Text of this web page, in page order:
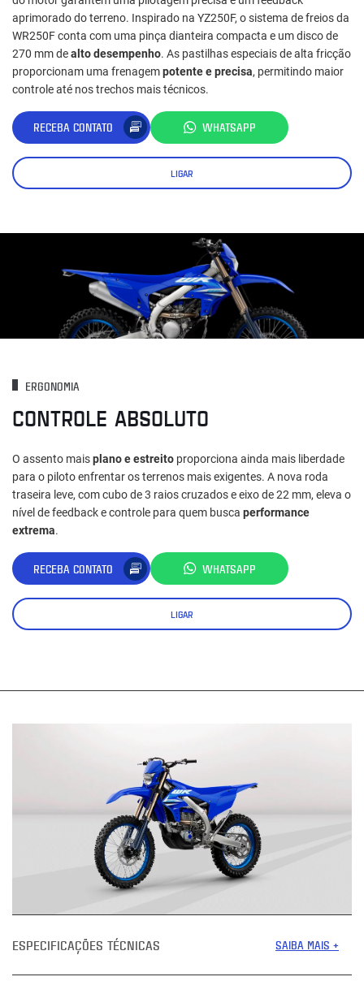
aprimorado do terreno. Inspirado na YZ250F, o sistema de freios da
WR250F conta com uma pinça dianteira compacta e um disco de
270 mm dealto desempenho. As pastilhas especiais de alta fricção
proporcionam uma frenagempotente e precisa, permitindo maior
controle até nos trechos mais técnicos.
RECEBA CONTATO WHATSAPP
LIGAR
ERGONOMIA
CONTROLE ABSOLUTO
O assento maisplano e estreito proporciona ainda mais liberdade
para o piloto enfrentar os terrenos mais exigentes. A nova roda
traseira leve, com cubo de 3 raios cruzados e eixo de 22 mm, eleva o
nível de feedback e controle para quem busca performance
extrema.
RECEBA CONTATO WHATSAPP
LIGAR
ESPECIFICAÇÕES TÉCNICAS SAIBA MAIS +